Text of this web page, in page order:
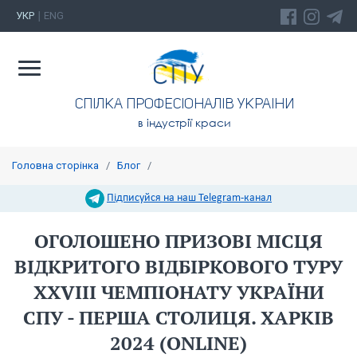
УКР ENG
СПIЛКА ПРОФЕСIОНАЛIВ УКРАIНИ
в індустрії краси
Головна сторінка / Блог/
Підписуйся на наш Telegram-канал
ОГОЛОШЕНО ПРИЗОВІ МІСЦЯ
ВІДКРИТОГО ВІДБІРКОВОГО ТУРУ
XXVIІІ ЧЕМПІОНАТУ УКРАЇНИ
СПУ - ПЕРША СТОЛИЦЯ. ХАРКІВ
2024 (ONLINE)